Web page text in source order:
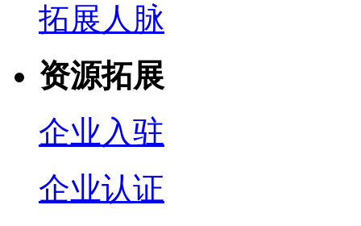
拓展人脉
资源拓展
企业入驻
企业认证